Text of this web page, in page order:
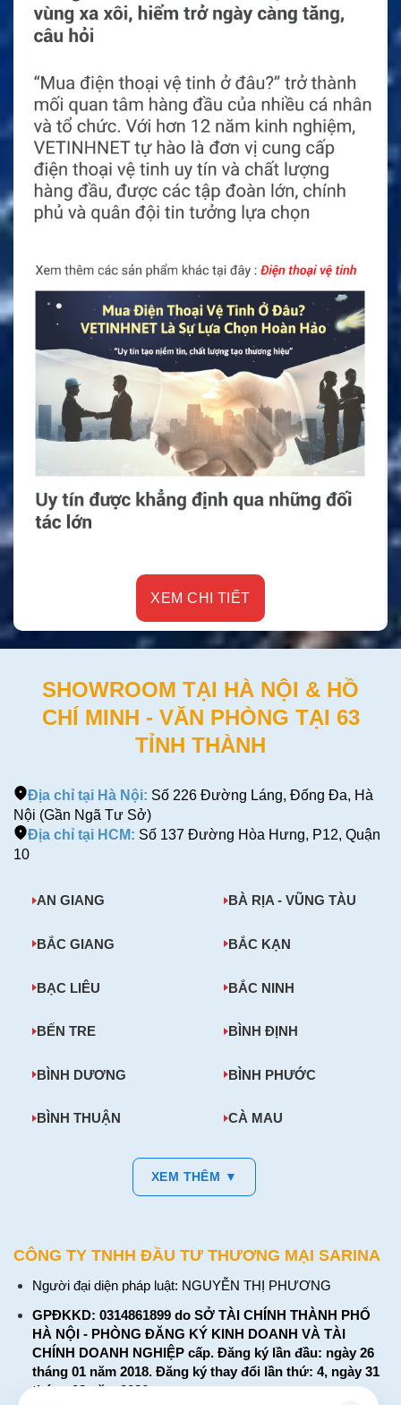
XEM CHI TIẾT
SHOWROOM TẠI HÀ NỘI & HỒ
CHÍ MINH - VĂN PHÒNG TẠI 63
TỈNH THÀNH
Địa chỉ tại Hà Nội: Số 226 Đường Láng, Đống Đa, Hà
Nội (Gần Ngã Tư Sở)
Địa chỉ tại HCM: Số 137 Đường Hòa Hưng, P12, Quận
10
AN GIANG BÀ RỊA - VŨNG TÀU
BẮC GIANG BẮC KẠN
BẠC LIÊU BẮC NINH
BẾN TRE BÌNH ĐỊNH
BÌNH DƯƠNG BÌNH PHƯỚC
BÌNH THUẬN CÀ MAU
XEM THÊM ▼
CÔNG TY TNHH ĐẦU TƯ THƯƠNG MẠI SARINA
Người đại diện pháp luật: NGUYỄN THỊ PHƯƠNG
GPĐKKD: 0314861899 do SỞ TÀI CHÍNH THÀNH PHỐ
HÀ NỘI - PHÒNG ĐĂNG KÝ KINH DOANH VÀ TÀI
CHÍNH DOANH NGHIỆP cấp. Đăng ký lần đầu: ngày 26
tháng 01 năm 2018. Đăng ký thay đổi lần thứ: 4, ngày 31
tháng 03 năm 2026